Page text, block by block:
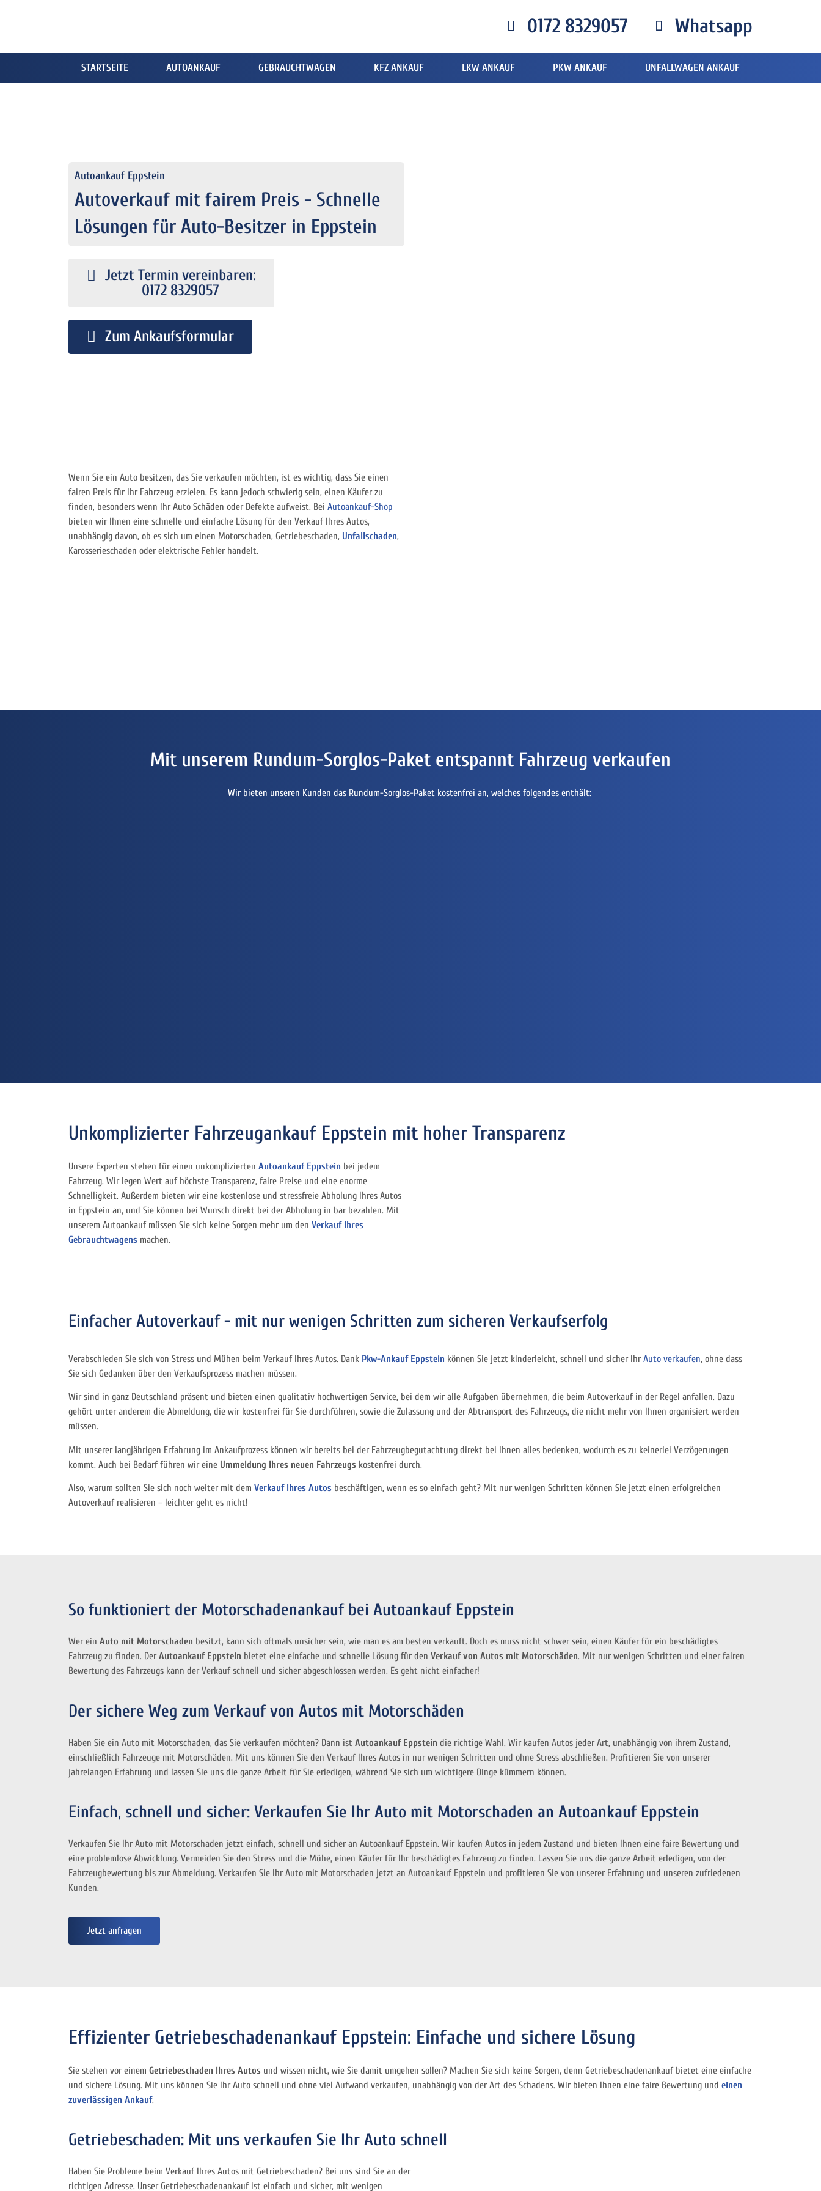
0172 8329057 Whatsapp
STARTSEITE AUTOANKAUF GEBRAUCHTWAGEN KFZ ANKAUF LKW ANKAUF PKW ANKAUF UNFALLWAGEN ANKAUF
Autoankauf Eppstein
Autoverkauf mit fairem Preis - Schnelle
Lösungen für Auto-Besitzer in Eppstein
Jetzt Termin vereinbaren:
0172 8329057
Zum Ankaufsformular
Wenn Sie ein Auto besitzen, das Sie verkaufen möchten, ist es wichtig, dass Sie einen
fairen Preis für Ihr Fahrzeug erzielen. Es kann jedoch schwierig sein, einen Käufer zu
finden, besonders wenn Ihr Auto Schäden oder Defekte aufweist. Bei Autoankauf-Shop
bieten wir Ihnen eine schnelle und einfache Lösung für den Verkauf Ihres Autos,
unabhängig davon, ob es sich um einen Motorschaden, Getriebeschaden, Unfallschaden,
Karosserieschaden oder elektrische Fehler handelt.
Mit unserem Rundum-Sorglos-Paket entspannt Fahrzeug verkaufen
Wir bieten unseren Kunden das Rundum-Sorglos-Paket kostenfrei an, welches folgendes enthält:
Unkomplizierter Fahrzeugankauf Eppstein mit hoher Transparenz
Unsere Experten stehen für einen unkomplizierten Autoankauf Eppstein bei jedem
Fahrzeug. Wir legen Wert auf höchste Transparenz, faire Preise und eine enorme
Schnelligkeit. Außerdem bieten wir eine kostenlose und stressfreie Abholung Ihres Autos
in Eppstein an, und Sie können bei Wunsch direkt bei der Abholung in bar bezahlen. Mit
unserem Autoankauf müssen Sie sich keine Sorgen mehr um den Verkauf Ihres
Gebrauchtwagens machen.
Einfacher Autoverkauf - mit nur wenigen Schritten zum sicheren Verkaufserfolg
Verabschieden Sie sich von Stress und Mühen beim Verkauf Ihres Autos. Dank Pkw-Ankauf Eppstein können Sie jetzt kinderleicht, schnell und sicher IhrAuto verkaufen, ohne dass
Sie sich Gedanken über den Verkaufsprozess machen müssen.
Wir sind in ganz Deutschland präsent und bieten einen qualitativ hochwertigen Service, bei dem wir alle Aufgaben übernehmen, die beim Autoverkauf in der Regel anfallen. Dazu
gehört unter anderem die Abmeldung, die wir kostenfrei für Sie durchführen, sowie die Zulassung und der Abtransport des Fahrzeugs, die nicht mehr von Ihnen organisiert werden
müssen.
Mit unserer langjährigen Erfahrung im Ankaufprozess können wir bereits bei der Fahrzeugbegutachtung direkt bei Ihnen alles bedenken, wodurch es zu keinerlei Verzögerungen
kommt. Auch bei Bedarf führen wir eine Ummeldung Ihres neuen Fahrzeugs kostenfrei durch.
Also, warum sollten Sie sich noch weiter mit dem Verkauf Ihres Autos beschäftigen, wenn es so einfach geht? Mit nur wenigen Schritten können Sie jetzt einen erfolgreichen
Autoverkauf realisieren – leichter geht es nicht!
So funktioniert der Motorschadenankauf bei Autoankauf Eppstein
Wer ein Auto mit Motorschaden besitzt, kann sich oftmals unsicher sein, wie man es am besten verkauft. Doch es muss nicht schwer sein, einen Käufer für ein beschädigtes
Fahrzeug zu finden. DerAutoankauf Eppstein bietet eine einfache und schnelle Lösung für den Verkauf von Autos mit Motorschäden. Mit nur wenigen Schritten und einer fairen
Bewertung des Fahrzeugs kann der Verkauf schnell und sicher abgeschlossen werden. Es geht nicht einfacher!
Der sichere Weg zum Verkauf von Autos mit Motorschäden
Haben Sie ein Auto mit Motorschaden, das Sie verkaufen möchten? Dann ist Autoankauf Eppstein die richtige Wahl. Wir kaufen Autos jeder Art, unabhängig von ihrem Zustand,
einschließlich Fahrzeuge mit Motorschäden. Mit uns können Sie den Verkauf Ihres Autos in nur wenigen Schritten und ohne Stress abschließen. Profitieren Sie von unserer
jahrelangen Erfahrung und lassen Sie uns die ganze Arbeit für Sie erledigen, während Sie sich um wichtigere Dinge kümmern können.
Einfach, schnell und sicher: Verkaufen Sie Ihr Auto mit Motorschaden an Autoankauf Eppstein
Verkaufen Sie Ihr Auto mit Motorschaden jetzt einfach, schnell und sicher an Autoankauf Eppstein. Wir kaufen Autos in jedem Zustand und bieten Ihnen eine faire Bewertung und
eine problemlose Abwicklung. Vermeiden Sie den Stress und die Mühe, einen Käufer für Ihr beschädigtes Fahrzeug zu finden. Lassen Sie uns die ganze Arbeit erledigen, von der
Fahrzeugbewertung bis zur Abmeldung. Verkaufen Sie Ihr Auto mit Motorschaden jetzt an Autoankauf Eppstein und profitieren Sie von unserer Erfahrung und unseren zufriedenen
Kunden.
Jetzt anfragen
Effizienter Getriebeschadenankauf Eppstein: Einfache und sichere Lösung
Sie stehen vor einem Getriebeschaden Ihres Autos und wissen nicht, wie Sie damit umgehen sollen? Machen Sie sich keine Sorgen, denn Getriebeschadenankauf bietet eine einfache
und sichere Lösung. Mit uns können Sie Ihr Auto schnell und ohne viel Aufwand verkaufen, unabhängig von der Art des Schadens. Wir bieten Ihnen eine faire Bewertung und einen
zuverlässigen Ankauf.
Getriebeschaden: Mit uns verkaufen Sie Ihr Auto schnell
Haben Sie Probleme beim Verkauf Ihres Autos mit Getriebeschaden? Bei uns sind Sie an der
richtigen Adresse. Unser Getriebeschadenankauf ist einfach und sicher, mit wenigen